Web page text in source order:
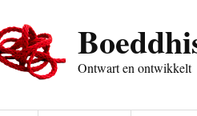
Ontwart en ontwikkelt